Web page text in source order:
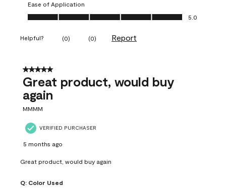
Ease of Application
Ease of Application, 5.0 out of 5
5.0
Helpful? (0) (0) Report
5 out of 5 stars.
Great product, would buy
again
MMMM
VERIFIED PURCHASER
5 months ago
Great product, would buy again
Q: Color Used